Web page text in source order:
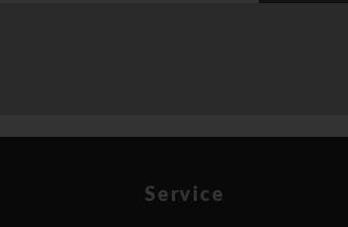
Service